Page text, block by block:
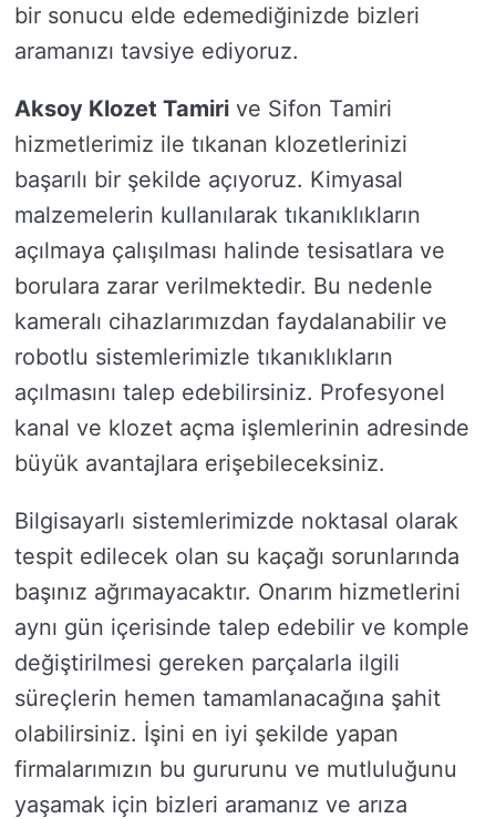
bir sonucu elde edemediğinizde bizleri
aramanızı tavsiye ediyoruz.
Aksoy Klozet Tamiri ve Sifon Tamiri
hizmetlerimiz ile tıkanan klozetlerinizi
başarılı bir şekilde açıyoruz. Kimyasal
malzemelerin kullanılarak tıkanıklıkların
açılmaya çalışılması halinde tesisatlara ve
borulara zarar verilmektedir. Bu nedenle
kameralı cihazlarımızdan faydalanabilir ve
robotlu sistemlerimizle tıkanıklıkların
açılmasını talep edebilirsiniz. Profesyonel
kanal ve klozet açma işlemlerinin adresinde
büyük avantajlara erişebileceksiniz.
Bilgisayarlı sistemlerimizde noktasal olarak
tespit edilecek olan su kaçağı sorunlarında
başınız ağrımayacaktır. Onarım hizmetlerini
aynı gün içerisinde talep edebilir ve komple
değiştirilmesi gereken parçalarla ilgili
süreçlerin hemen tamamlanacağına şahit
olabilirsiniz. İşini en iyi şekilde yapan
firmalarımızın bu gururunu ve mutluluğunu
yaşamak için bizleri aramanız ve arıza